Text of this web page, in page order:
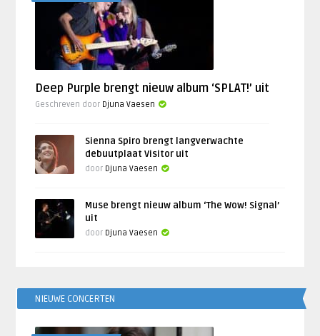
Deep Purple brengt nieuw album ‘SPLAT!’ uit
Geschreven door Djuna Vaesen
Sienna Spiro brengt langverwachte
debuutplaat Visitor uit
door Djuna Vaesen
Muse brengt nieuw album ‘The Wow! Signal’
uit
door Djuna Vaesen
NIEUWE CONCERTEN